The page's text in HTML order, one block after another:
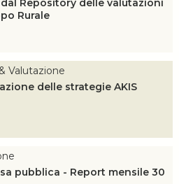
Repository delle valutazioni
Rurale
Valutazione
delle strategie AKIS
pubblica - Report mensile 30